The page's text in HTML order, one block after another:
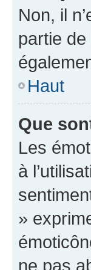
Non, il
partie
Haut
Que
Les
à
»
ne pas